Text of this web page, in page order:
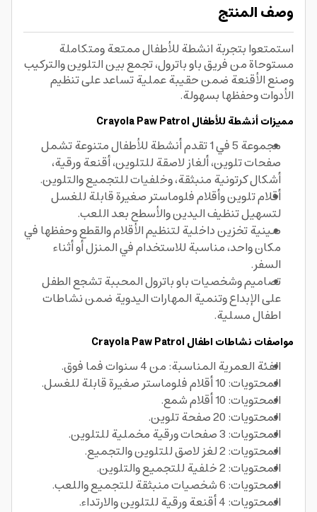
وصف المنتج
استمتعوا بتجربة انشطة للأطفال ممتعة ومتكاملة
مستوحاة من فريق باو باترول، تجمع بين التلوين والتركيب
وصنع الأقنعة ضمن حقيبة عملية تساعد على تنظيم
الأدوات وحفظها بسهولة.
مميزات أنشطة للأطفال Crayola Paw Patrol
مجموعة 5 في 1 تقدم أنشطة للأطفال متنوعة تشمل
صفحات تلوين، ألغاز لاصقة للتلوين، أقنعة ورقية،
أشكال كرتونية منبثقة، وخلفيات للتجميع والتلوين.
أقلام تلوين وأقلام فلوماستر صغيرة قابلة للغسل
لتسهيل تنظيف اليدين والأسطح بعد اللعب.
صينية تخزين داخلية لتنظيم الأقلام والقطع وحفظها في
مكان واحد، مناسبة للاستخدام في المنزل أو أثناء
السفر.
تصاميم وشخصيات باو باترول المحببة تشجع الطفل
على الإبداع وتنمية المهارات اليدوية ضمن نشاطات
اطفال مسلية.
مواصفات نشاطات اطفال Crayola Paw Patrol
الفئة العمرية المناسبة: من 4 سنوات فما فوق.
المحتويات: 10 أقلام فلوماستر صغيرة قابلة للغسل.
المحتويات: 10 أقلام شمع.
المحتويات: 20 صفحة تلوين.
المحتويات: 3 صفحات ورقية مخملية للتلوين.
المحتويات: 2 لغز لاصق للتلوين والتجميع.
المحتويات: 2 خلفية للتجميع والتلوين.
المحتويات: 6 شخصيات منبثقة للتجميع واللعب.
المحتويات: 4 أقنعة ورقية للتلوين والارتداء.